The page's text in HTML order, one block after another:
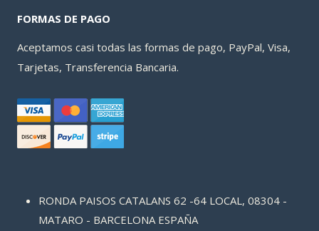
FORMAS DE PAGO
Aceptamos casi todas las formas de pago, PayPal, Visa,
Tarjetas, Transferencia Bancaria.
RONDA PAISOS CATALANS 62 -64 LOCAL, 08304 -
MATARO - BARCELONA ESPAÑA